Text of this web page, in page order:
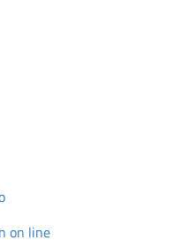
on line